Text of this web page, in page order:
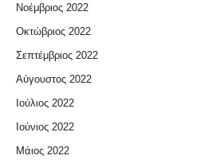
Νοέμβριος 2022
Οκτώβριος 2022
Σεπτέμβριος 2022
Αύγουστος 2022
Ιούλιος 2022
Ιούνιος 2022
Μάιος 2022